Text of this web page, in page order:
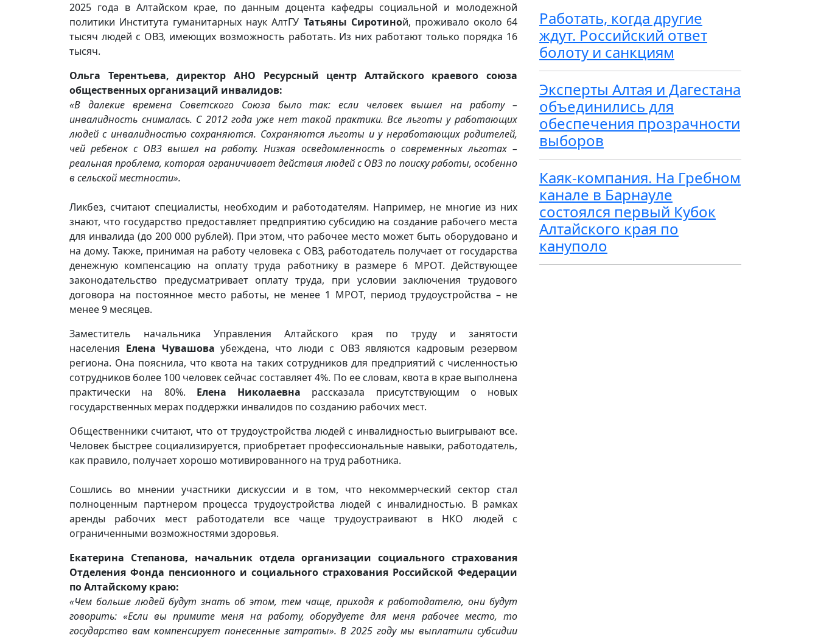
2025 года в Алтайском крае, по данным доцента кафедры социальной и молодежной
политики Института гуманитарных наук АлтГУ Татьяны Сиротиной, проживало около 64
тысяч людей с ОВЗ, имеющих возможность работать. Из них работают только порядка 16
тысяч.
Ольга Терентьева, директор АНО Ресурсный центр Алтайского краевого союза
общественных организаций инвалидов:
«В далекие времена Советского Союза было так: если человек вышел на работу –
инвалидность снималась. С 2012 года уже нет такой практики. Все льготы у работающих
людей с инвалидностью сохраняются. Сохраняются льготы и у неработающих родителей,
чей ребенок с ОВЗ вышел на работу. Низкая осведомленность о современных льготах –
реальная проблема, которая ограничивает действия людей с ОВЗ по поиску работы, особенно
в сельской местности».
Ликбез, считают специалисты, необходим и работодателям. Например, не многие из них
знают, что государство предоставляет предприятию субсидию на создание рабочего места
для инвалида (до 200 000 рублей). При этом, что рабочее место может быть оборудовано и
на дому. Также, принимая на работу человека с ОВЗ, работодатель получает от государства
денежную компенсацию на оплату труда работнику в размере 6 МРОТ. Действующее
законодательство предусматривает оплату труда, при условии заключения трудового
договора на постоянное место работы, не менее 1 МРОТ, период трудоустройства – не
менее 9 месяцев.
Заместитель начальника Управления Алтайского края по труду и занятости
населения Елена Чувашова убеждена, что люди с ОВЗ являются кадровым резервом
региона. Она пояснила, что квота на таких сотрудников для предприятий с численностью
сотрудников более 100 человек сейчас составляет 4%. По ее словам, квота в крае выполнена
практически на 80%. Елена Николаевна рассказала присутствующим о новых
государственных мерах поддержки инвалидов по созданию рабочих мест.
Общественники считают, что от трудоустройства людей с инвалидностью выигрывают все.
Человек быстрее социализируется, приобретает профессиональные навыки, работодатель,
как правило, получает хорошо мотивированного на труд работника.
Сошлись во мнении участники дискуссии и в том, что некоммерческий сектор стал
полноценным партнером процесса трудоустройства людей с инвалидностью. В рамках
аренды рабочих мест работодатели все чаще трудоустраивают в НКО людей с
ограниченными возможностями здоровья.
Екатерина Степанова, начальник отдела организации социального страхования
Отделения Фонда пенсионного и социального страхования Российской Федерации
по Алтайскому краю:
«Чем больше людей будут знать об этом, тем чаще, приходя к работодателю, они будут
говорить: «Если вы примите меня на работу, оборудуете для меня рабочее место, то
государство вам компенсирует понесенные затраты». В 2025 году мы выплатили субсидии
Работать, когда другие
ждут. Российский ответ
болоту и санкциям
Эксперты Алтая и Дагестана
объединились для
обеспечения прозрачности
выборов
Каяк-компания. На Гребном
канале в Барнауле
состоялся первый Кубок
Алтайского края по
кануполо